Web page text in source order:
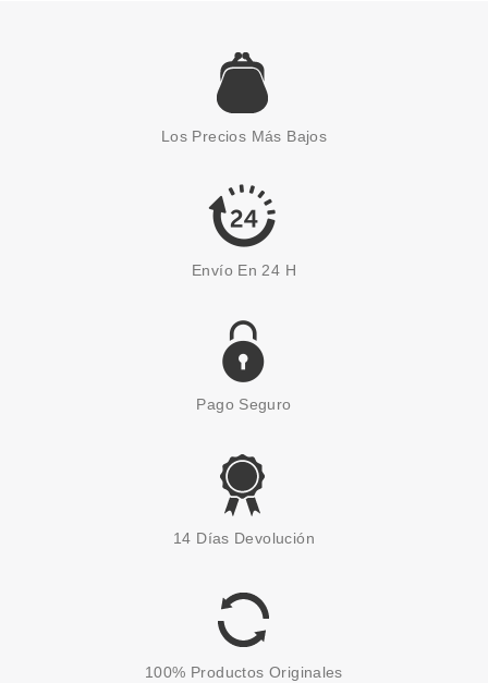
Los Precios Más Bajos
Envío En 24 H
Pago Seguro
14 Días Devolución
100% Productos Originales